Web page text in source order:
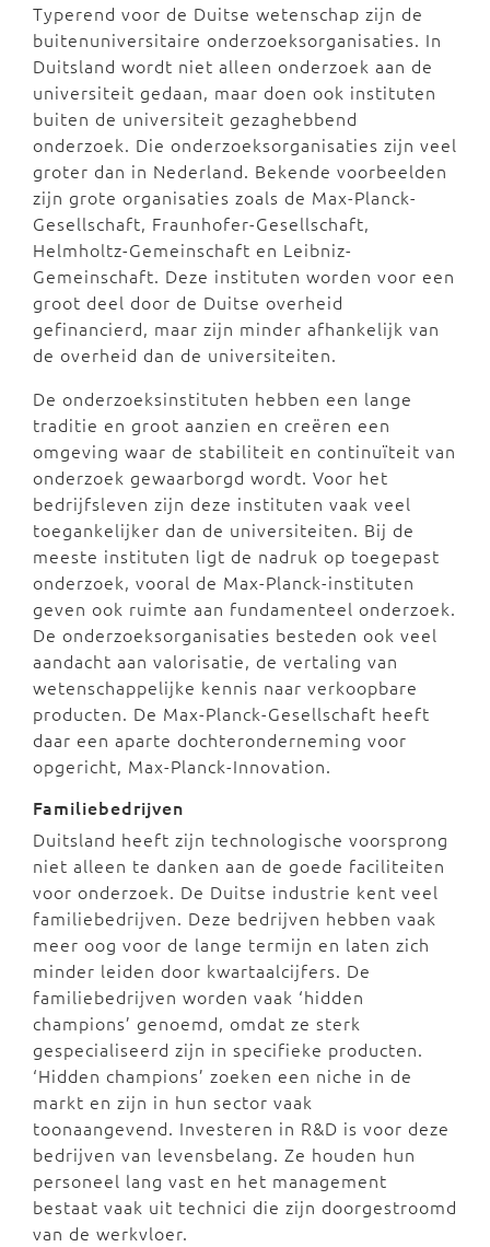
Typerend voor de Duitse wetenschap zijn de
buitenuniversitaire onderzoeksorganisaties. In
Duitsland wordt niet alleen onderzoek aan de
universiteit gedaan, maar doen ook instituten
buiten de universiteit gezaghebbend
onderzoek. Die onderzoeksorganisaties zijn veel
groter dan in Nederland. Bekende voorbeelden
zijn grote organisaties zoals de Max-Planck-
Gesellschaft, Fraunhofer-Gesellschaft,
Helmholtz-Gemeinschaft en Leibniz-
Gemeinschaft. Deze instituten worden voor een
groot deel door de Duitse overheid
gefinancierd, maar zijn minder afhankelijk van
de overheid dan de universiteiten.
De onderzoeksinstituten hebben een lange
traditie en groot aanzien en creëren een
omgeving waar de stabiliteit en continuïteit van
onderzoek gewaarborgd wordt. Voor het
bedrijfsleven zijn deze instituten vaak veel
toegankelijker dan de universiteiten. Bij de
meeste instituten ligt de nadruk op toegepast
onderzoek, vooral de Max-Planck-instituten
geven ook ruimte aan fundamenteel onderzoek.
De onderzoeksorganisaties besteden ook veel
aandacht aan valorisatie, de vertaling van
wetenschappelijke kennis naar verkoopbare
producten. De Max-Planck-Gesellschaft heeft
daar een aparte dochteronderneming voor
opgericht, Max-Planck-Innovation.
Familiebedrijven
Duitsland heeft zijn technologische voorsprong
niet alleen te danken aan de goede faciliteiten
voor onderzoek. De Duitse industrie kent veel
familiebedrijven. Deze bedrijven hebben vaak
meer oog voor de lange termijn en laten zich
minder leiden door kwartaalcijfers. De
familiebedrijven worden vaak ‘hidden
champions’ genoemd, omdat ze sterk
gespecialiseerd zijn in specifieke producten.
‘Hidden champions’ zoeken een niche in de
markt en zijn in hun sector vaak
toonaangevend. Investeren in R&D is voor deze
bedrijven van levensbelang. Ze houden hun
personeel lang vast en het management
bestaat vaak uit technici die zijn doorgestroomd
van de werkvloer.